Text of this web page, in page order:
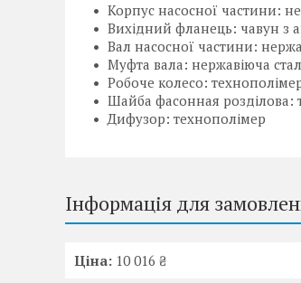
Корпус насосної частини:
Вихідний фланець: чавун з
Вал насосної частини:
Муфта вала: нержавіюча
Робоче колесо:
Шайба фасонная розділова:
Дифузор: технополімер
Інформація для
Ціна: 10 016 ₴